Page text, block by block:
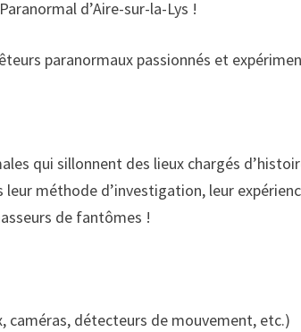
d’Aire-sur-la-Lys !
paranormaux passionnés et
qui sillonnent des lieux chargés
méthode d’investigation, leur
de fantômes !
caméras, détecteurs de mouvement, etc.)